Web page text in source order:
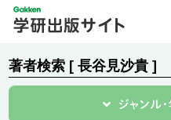
著者検索 [ 長谷見沙貴 ]